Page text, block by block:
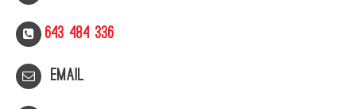
643 484 336
Email